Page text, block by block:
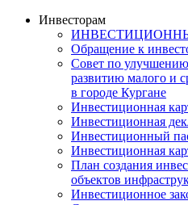
Инвесторам
Обращение к
Совет по
развитию малого и
в городе Кургане
Инвестиционная
Инвестиционная
Инвестиционный
Инвестиционная
План создания
объектов
Инвестиционное